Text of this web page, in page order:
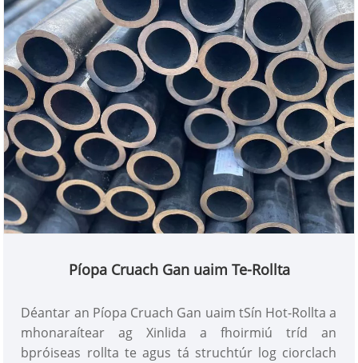
Píopa Cruach Gan uaim Te-Rollta
Déantar an Píopa Cruach Gan uaim tSín Hot-Rollta a
mhonaraítear ag Xinlida a fhoirmiú tríd an
bpróiseas rollta te agus tá struchtúr log ciorclach